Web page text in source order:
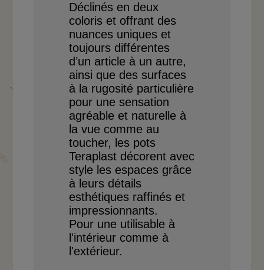
Déclinés en deux
coloris et offrant des
nuances uniques et
toujours différentes
d’un article à un autre,
ainsi que dessurfaces
à la rugosité particulière
pour une sensation
agréable et naturelle à
lavue comme au
toucher, les pots
Teraplast décorent avec
style les espaces grâce
à leurs détails
esthétiques raffinés et
impressionnants.
Pour une utilisable à
l'intérieur comme à
l'extérieur.